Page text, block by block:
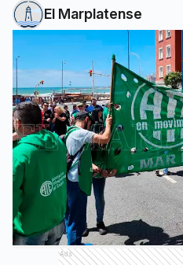
El Marplatense
Ads